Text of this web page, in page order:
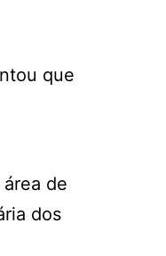
que
de
dos